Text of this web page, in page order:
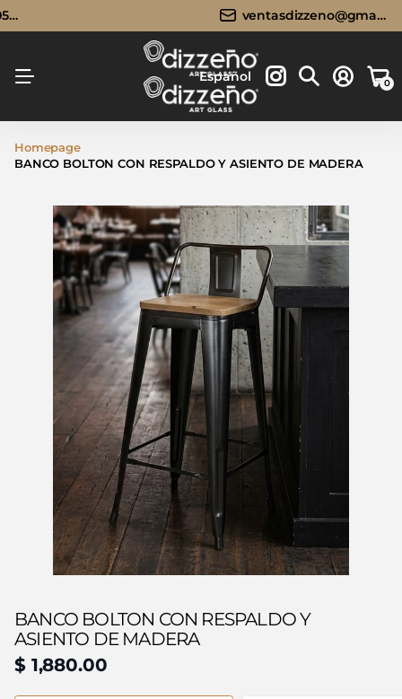
Llámanos: ventasdizzeno@gmail.com
Español 0
Homepage
BANCO BOLTON CON RESPALDO Y ASIENTO DE MADERA
BANCO BOLTON CON RESPALDO Y
ASIENTO DE MADERA
$ 1,880.00